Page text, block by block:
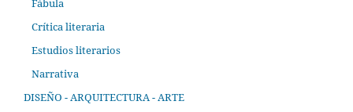
Fábula
Crítica literaria
Estudios literarios
Narrativa
DISEÑO - ARQUITECTURA - ARTE